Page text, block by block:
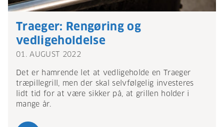
Traeger: Rengøring og
vedligeholdelse
01. AUGUST 2022
Det er hamrende let at vedligeholde en Traeger
træpillegrill, men der skal selvfølgelig investeres
lidt tid for at være sikker på, at grillen holder i
mange år.